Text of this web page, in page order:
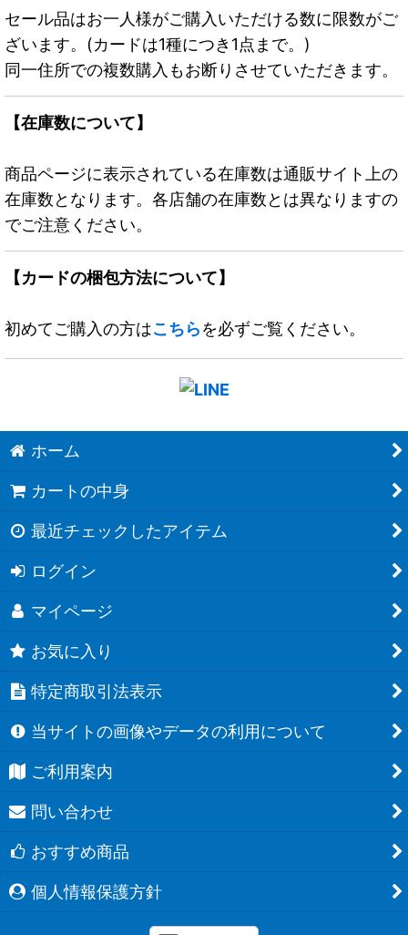
セール品はお一人様がご購入いただける数に限数がご
ざいます。(カードは1種につき1点まで。)
同一住所での複数購入もお断りさせていただきます。
【在庫数について】
商品ページに表示されている在庫数は通販サイト上の
在庫数となります。各店舗の在庫数とは異なりますの
でご注意ください。
【カードの梱包方法について】
初めてご購入の方はこちらを必ずご覧ください。
ホーム
カートの中身
最近チェックしたアイテム
ログイン
マイページ
お気に入り
特定商取引法表示
当サイトの画像やデータの利用について
ご利用案内
問い合わせ
おすすめ商品
個人情報保護方針